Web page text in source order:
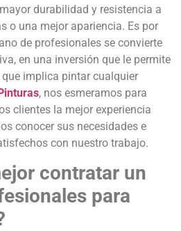
durabilidad y resistencia a
o una mejor apariencia. Es por
de profesionales se convierte
en una inversión que le permite
implica pintar cualquier
, nos esmeramos para
clientes la mejor experiencia
conocer sus necesidades e
con nuestro trabajo.
contratar un
para